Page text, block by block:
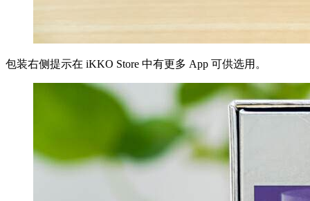
包装右侧提示在 iKKO Store 中有更多 App 可供选用。